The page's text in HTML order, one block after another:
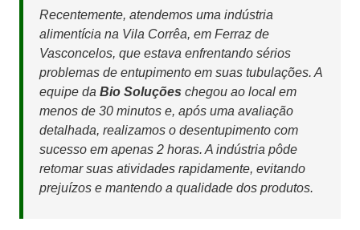
Recentemente, atendemos uma indústria
alimentícia na Vila Corrêa, em Ferraz de
Vasconcelos, que estava enfrentando sérios
problemas de entupimento em suas tubulações. A
equipe da Bio Soluções chegou ao local em
menos de 30 minutos e, após uma avaliação
detalhada, realizamos o desentupimento com
sucesso em apenas 2 horas. A indústria pôde
retomar suas atividades rapidamente, evitando
prejuízos e mantendo a qualidade dos produtos.